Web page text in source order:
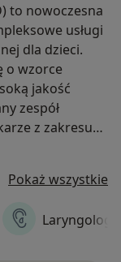
to nowoczesna
usługi
dla dzieci.
o wzorce
jakość
zespół
z zakresu
ortopedii,
psychiatrii
Pokaż wszystkie